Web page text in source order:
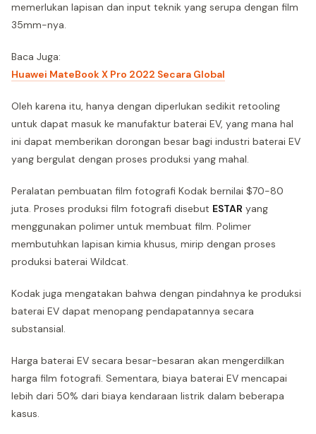
memerlukan lapisan dan input teknik yang serupa dengan film
35mm-nya.
Baca Juga:
Huawei MateBook X Pro 2022 Secara Global
Oleh karena itu, hanya dengan diperlukan sedikit retooling
untuk dapat masuk ke manufaktur baterai EV, yang mana hal
ini dapat memberikan dorongan besar bagi industri baterai EV
yang bergulat dengan proses produksi yang mahal.
Peralatan pembuatan film fotografi Kodak bernilai $70-80
juta. Proses produksi film fotografi disebut ESTAR yang
menggunakan polimer untuk membuat film. Polimer
membutuhkan lapisan kimia khusus, mirip dengan proses
produksi baterai Wildcat.
Kodak juga mengatakan bahwa dengan pindahnya ke produksi
baterai EV dapat menopang pendapatannya secara
substansial.
Harga baterai EV secara besar-besaran akan mengerdilkan
harga film fotografi. Sementara, biaya baterai EV mencapai
lebih dari 50% dari biaya kendaraan listrik dalam beberapa
kasus.